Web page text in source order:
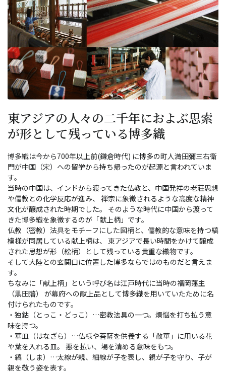
東アジアの人々の二千年におよぶ思索
が形として残っている博多織
博多織は今から700年以上前(鎌倉時代) に博多の町人満田彌三右衛
門が中国（宋）への留学から持ち帰ったのが起源と言われていま
す。
当時の中国は、インドから渡ってきた仏教と、中国発祥の老荘思想
や儒教との化学反応が進み、 禅宗に象徴されるような高度な精神
文化が醸成された時期でした。 そのような時代に中国から渡って
きた博多織を象徴するのが「献上柄」です。
仏教（密教）法具をモチーフにした図柄と、儒教的な意味を持つ縞
模様が同居している献上柄は、 東アジアで長い時間をかけて醸成
された思想が形（絵柄）として残っている貴重な織物です。
そして大陸との玄関口に位置した博多ならではのものだと言えま
す。
ちなみに「献上柄」という呼び名は江戸時代に当時の福岡藩主
（黒田藩） が幕府への献上品として博多織を用いていたために名
付けられたものです。
・独鈷（とっこ・どっこ）…密教法具の一つ。煩悩を打ち払う意
味を持つ。
・華皿（はなざら）…仏様や菩薩を供養する「散華」に用いる花
や葉を入れる皿。 悪を払い、場を清める意味をもつ。
・縞（しま）…太線が親、細線が子を表し、親が子を守り、子が
親を敬う姿を表す。